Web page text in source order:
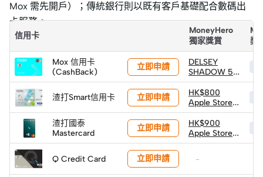
Mox 需先開戶）；傳統銀行則以既有客戶基礎配合數碼出
卡服務。
信用卡
MoneyHero
獨家獎賞
獎
Mox 信用卡
(CashBack)
立即申請
DELSEY
SHADOW 5.0
75 CM 可擴
展行李箱 (建
議零售價:
HK$3,890)
(由Mox 送出)
渣打Smart信用卡 立即申請
HK$800
Apple Store
禮品卡
渣打國泰
Mastercard
立即申請
HK$900
Apple Store
禮品卡
Q Credit Card 立即申請 -